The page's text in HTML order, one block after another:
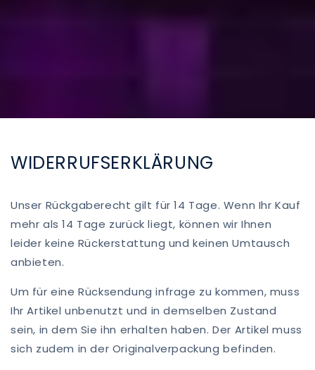
WIDERRUFSERKLÄRUNG
Unser Rückgaberecht gilt für 14 Tage. Wenn Ihr Kauf
mehr als 14 Tage zurück liegt, können wir Ihnen
leider keine Rückerstattung und keinen Umtausch
anbieten.
Um für eine Rücksendung infrage zu kommen, muss
Ihr Artikel unbenutzt und in demselben Zustand
sein, in dem Sie ihn erhalten haben. Der Artikel muss
sich zudem in der Originalverpackung befinden.